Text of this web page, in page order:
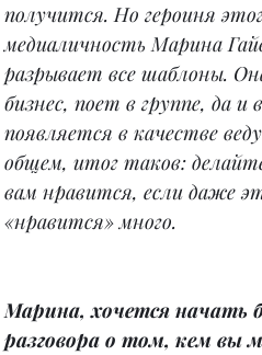
получится. Но героиня
медиаличность Марина
разрывает все шаблоны.
бизнес, поет в группе, да и
появляется в качестве
общем, итог таков:
вам нравится, если даже
«нравится» много.
Марина, хочется начать
разговора о том, кем вы